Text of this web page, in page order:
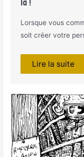
là !
Lorsque vous
soit créer votre
Lire la suite